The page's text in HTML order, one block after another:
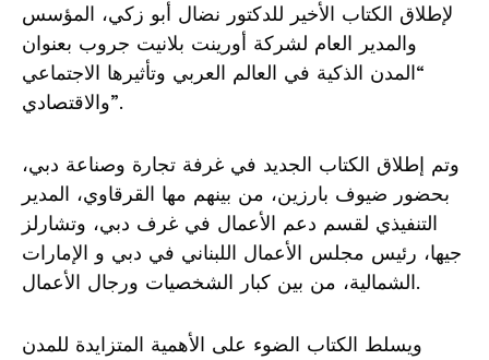
لإطلاق الكتاب الأخير للدكتور نضال أبو زكي، المؤسس
والمدير العام لشركة أورينت بلانيت جروب بعنوان
“المدن الذكية في العالم العربي وتأثيرها الاجتماعي
والاقتصادي”.
وتم إطلاق الكتاب الجديد في غرفة تجارة وصناعة دبي،
بحضور ضيوف بارزين، من بينهم مها القرقاوي، المدير
التنفيذي لقسم دعم الأعمال في غرف دبي، وتشارلز
جيها، رئيس مجلس الأعمال اللبناني في دبي و الإمارات
الشمالية، من بين كبار الشخصيات ورجال الأعمال.
ويسلط الكتاب الضوء على الأهمية المتزايدة للمدن